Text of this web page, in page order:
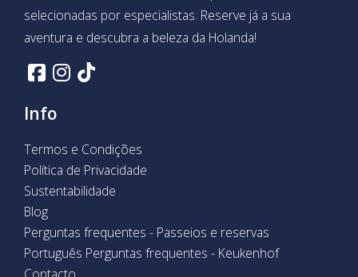
selecionadas por especialistas. Reserve já a sua
aventura e descubra a beleza da Holanda!
Info
Termos e Condições
Política de Privacidade
Sustentabilidade
Blog
Perguntas frequentes - Passeios e reservas
Português Perguntas frequentes - Keukenhof